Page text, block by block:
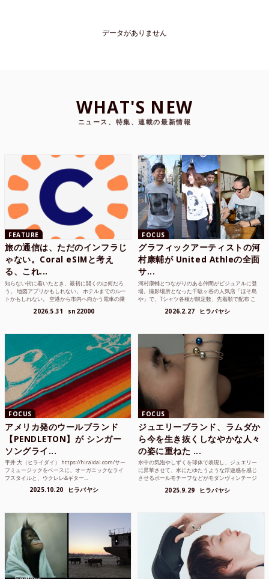
データがありません
WHAT'S NEW
ニュース、特集、連載の最新情報
FEATURE
旅の通信は、ただのインフラじ
ゃない。Coral eSIMと考え
る、これ...
知らない街に着いたとき、最初に開くのは何だろ
う。 地図アプリかもしれない。 ホテルまでのルー
トかもしれない。 空港から市内へ向かう電車の乗
2026.5.31 sn22000
FOCUS
グラフィックアーティストの河
村康輔が United Athleの全面
サ...
河村康輔とつながりのある仲間がビジュアルに登
場。撮影場所となった千駄ヶ谷の人気店「ほそ島
や」で、Tシャツ各種が限定数、先着順で配布 こ
2026.2.27 ヒラバヤシ
FOCUS
アメリカ発のウールブランド
【PENDLETON】が シンガー
ソングライ...
平井 大（ヒライダイ） https://hiraidai.com/サー
フミュージックをベースに、オーガニックなライ
フスタイルと、ウクレレ&ギター...
2025.10.20 ヒラバヤシ
FOCUS
ジュエリーブランド、ラムダか
ら今を生き抜くしなやかな人々
の姿に重ねた ...
水中の気泡やしずくを球体で表現し、ジュエリー
に昇華させて、水にたゆたうような浮遊感を感じ
させるボールモチーフなどがモダンヴィンテージ
2025.9.29 ヒラバヤシ